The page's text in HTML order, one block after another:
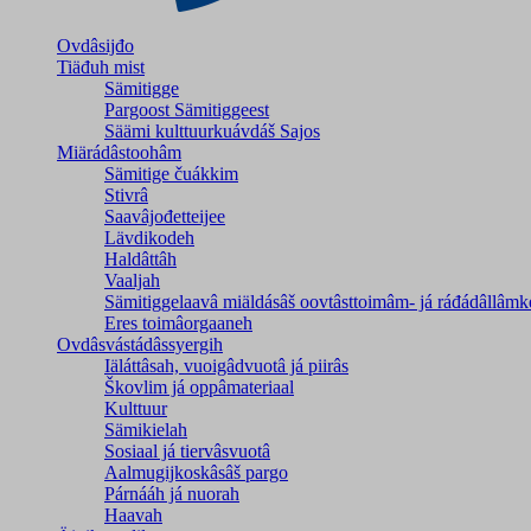
Ovdâsijđo
Tiäđuh mist
Sämitigge
Pargoost Sämitiggeest
Säämi kulttuurkuávdáš Sajos
Miärádâstoohâm
Sämitige čuákkim
Stivrâ
Saavâjođetteijee
Lävdikodeh
Haldâttâh
Vaaljah
Sämitiggelaavâ miäldásâš oovtâsttoimâm- já
Eres toimâorgaaneh
Ovdâsvástádâssyergih
Iäláttâsah, vuoigâdvuotâ já piirâs
Škovlim já oppâmateriaal
Kulttuur
Sämikielah
Sosiaal já tiervâsvuotâ
Aalmugijkoskâsâš pargo
Párnááh já nuorah
Haavah